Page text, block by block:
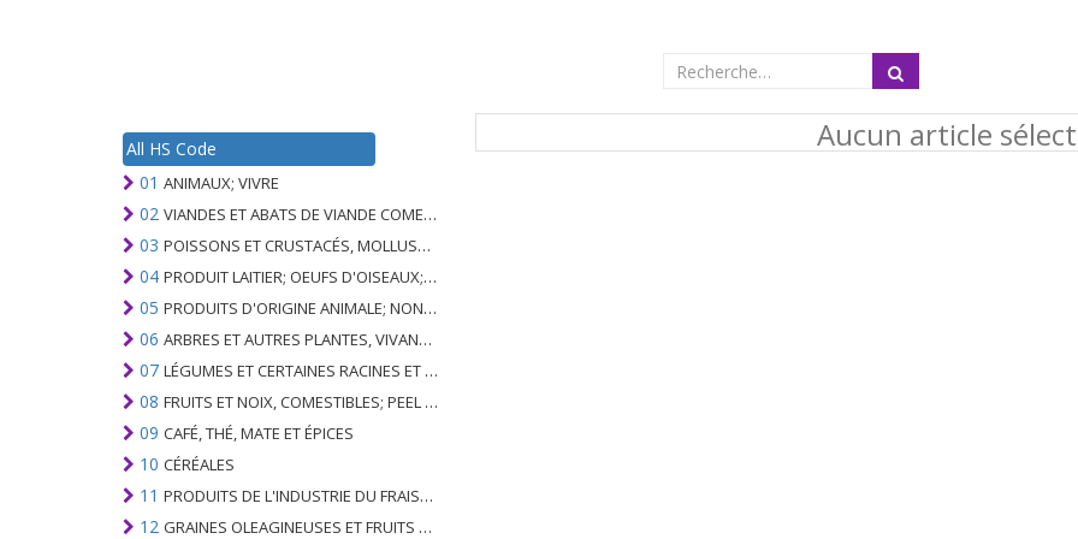
All HS Code
01 ANIMAUX; VIVRE
02 VIANDES ET ABATS DE VIANDE COMESTIBLES
03 POISSONS ET CRUSTACÉS, MOLLUSQUES ET AUTRES INVERTÉBRÉS AQUATIQUES
04 PRODUIT LAITIER; OEUFS D'OISEAUX; MIEL NATUREL; PRODUITS COMESTIBLES D'ORIGINE ANIMALE, NON ÉNUMÉRÉS AILLEURS OU INCLUS
05 PRODUITS D'ORIGINE ANIMALE; NON ÉNUMÉRÉ AILLEURS OU INCLUS
06 ARBRES ET AUTRES PLANTES, VIVANTS; AMPOULES, RACINES ET ANALOGUES; FLEURS COUPEES ET FEUILLAGE ORNEMENTAL
07 LÉGUMES ET CERTAINES RACINES ET TUBERCULES; COMESTIBLE
08 FRUITS ET NOIX, COMESTIBLES; PEEL D'AGRUMES OU DE MELONS
09 CAFÉ, THÉ, MATE ET ÉPICES
10 CÉRÉALES
11 PRODUITS DE L'INDUSTRIE DU FRAISAGE; MALT, AMIDONS, INULINE, GLUTEN DE BLÉ
12 GRAINES OLEAGINEUSES ET FRUITS OLÉAGINEUX; GRAINS DIVERS, GRAINES ET FRUITS, PLANTES INDUSTRIELLES OU MÉDICINALES; PAILLE ET FOURRAGE
Aucun article